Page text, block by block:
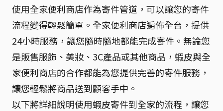
使用全家便利商店作為寄件管道，可以讓您的寄件
流程變得輕鬆簡單。全家便利商店遍佈全台，提供
24小時服務，讓您隨時隨地都能完成寄件。無論您
是販售服飾、美妝、3C產品或其他商品，蝦皮與全
家便利商店的合作都能為您提供完善的寄件服務，
讓您輕鬆將商品送到顧客手中。
以下將詳細說明使用蝦皮寄件到全家的流程，讓您